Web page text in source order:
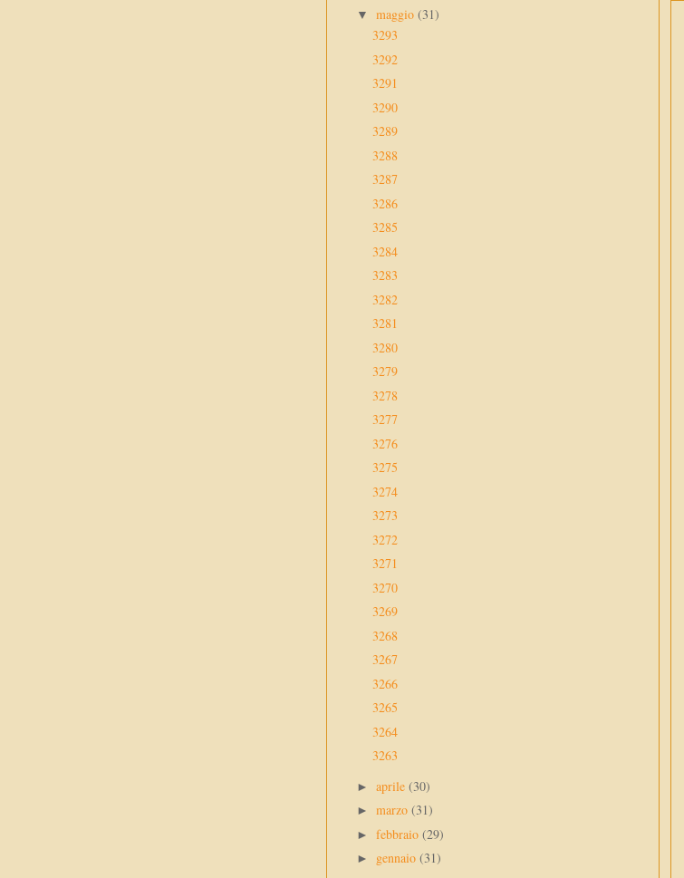
▼ maggio (31)
3293
3292
3291
3290
3289
3288
3287
3286
3285
3284
3283
3282
3281
3280
3279
3278
3277
3276
3275
3274
3273
3272
3271
3270
3269
3268
3267
3266
3265
3264
3263
► aprile (30)
► marzo (31)
► febbraio (29)
► gennaio (31)